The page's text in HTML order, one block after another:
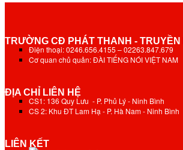
TRƯỜNG CĐ PHÁT THANH - TRUYỀN
Điện thoại: 0246.656.4155 – 02263.847.679
Cơ quan chủ quản: ĐÀI TIẾNG NÓI VIỆT NAM
ĐỊA CHỈ LIÊN HỆ
CS1: 136 Quy Lưu - P. Phủ Lý - Ninh Bình
CS 2: Khu ĐT Lam Hạ - P. Hà Nam - Ninh Bình
LIÊN KẾT